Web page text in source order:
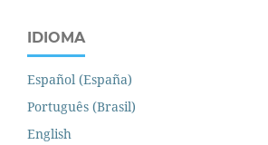
IDIOMA
Español (España)
Português (Brasil)
English